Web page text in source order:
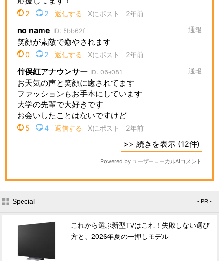
Special - PR -
これから選ぶ新型TVはこれ！失敗しない選び
方と、2026年夏の一押しモデル